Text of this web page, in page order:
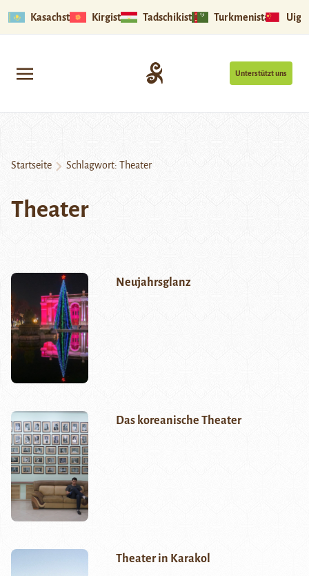
Kasachstan Kirgistan Tadschikistan Turkmenistan
Unterstützt uns
Startseite Schlagwort: Theater
Theater
Neujahrsglanz
Das koreanische Theater
Theater in Karakol